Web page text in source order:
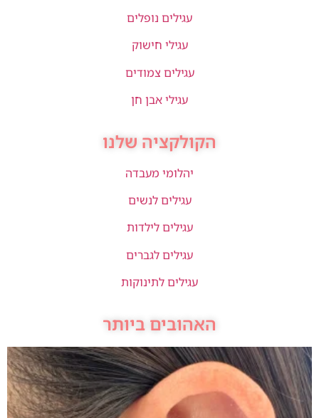
עגילים נופלים
עגילי חישוק
עגילים צמודים
עגילי אבן חן
הקולקציה שלנו
יהלומי מעבדה
עגילים לנשים
עגילים לילדות
עגילים לגברים
עגילים לתינוקות
האהובים ביותר